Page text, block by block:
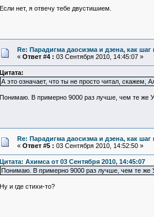
Если нет, я отвечу тебе двустишием.
Re: Парадигма даосизма и дзена, как
« Ответ #4 : 03 Сентября 2010, 14:45:07 »
Цитата:
А это означает, что ты не просто читал, скажем,
Понимаю. В примерно 9000 раз лучше, чем те же
Re: Парадигма даосизма и дзена, как
« Ответ #5 : 03 Сентября 2010, 14:52:50 »
Цитата: Ахимса от 03 Сентября 2010, 14:45:07
Понимаю. В примерно 9000 раз лучше, чем те же
Ну и где стихи-то?